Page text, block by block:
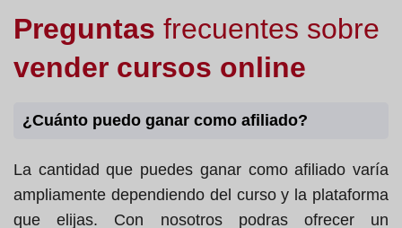
Preguntas frecuentes sobre
vender cursos online
¿Cuánto puedo ganar como afiliado?
La cantidad que puedes ganar como afiliado varía
ampliamente dependiendo del curso y la plataforma
que elijas. Con nosotros podras ofrecer un